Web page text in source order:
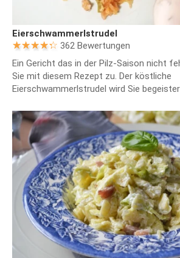
Eierschwammerlstrudel
362 Bewertungen
Ein Gericht das in der Pilz-Saison nicht
Sie mit diesem Rezept zu. Der köstliche
Eierschwammerlstrudel wird Sie